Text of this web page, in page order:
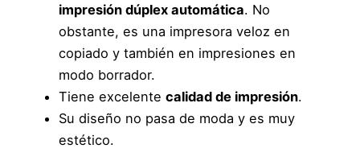
impresión dúplex automática. No
obstante, es una impresora veloz en
copiado y también en impresiones en
modo borrador.
Tiene excelentecalidad de impresión.
Su diseño no pasa de moda y es muy
estético.